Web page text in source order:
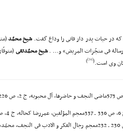
که در حیات پدر دار فانى را وداع گفت. شیخ محمّد
فى منجّزات المریض» و... .شیخ محمّدتقى (متوفّاى 1369 هـ .ق.)
وى است.(
[34]
)